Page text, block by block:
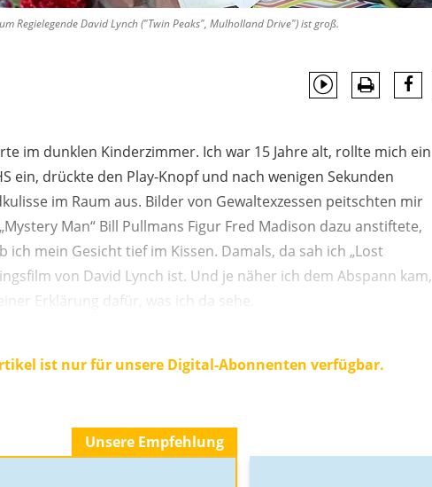
Regielegende David Lynch ("Twin Peaks", Mulholland Drive") ist groß.
im dunklen Kinderzimmer. Ich war 15 Jahre alt, rollte mich ein
ein, drückte den Play-Knopf und nach wenigen Sekunden
im Raum aus. Bilder von Gewaltexzessen peitschten mir
Man“ Bill Pullmans Figur Fred Madison dazu anstiftete,
mein Gesicht tief im Kissen. Damals, da sah ich „Lost
von David Lynch ist. Und je näher ich dem Abspann kam,
Erklärung dafür, was ich da sehe.
ist nur für unsere Digital-Abonnenten verfügbar.
Unsere Empfehlung